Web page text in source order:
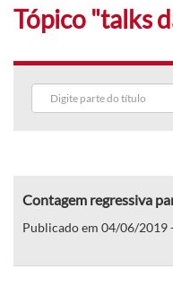
Tópico "talks
Contagem regressiva
Publicado em 04/06/2019